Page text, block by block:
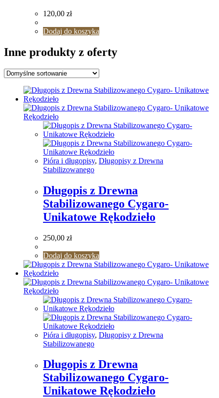
120,00 zł
Dodaj do koszyka
Inne produkty z oferty
Pióra i długopisy, Długopisy z Drewna
Stabilizowanego
Długopis z Drewna
Stabilizowanego Cygaro-
Unikatowe Rękodzieło
250,00 zł
Dodaj do koszyka
Pióra i długopisy, Długopisy z Drewna
Stabilizowanego
Długopis z Drewna
Stabilizowanego Cygaro-
Unikatowe Rękodzieło